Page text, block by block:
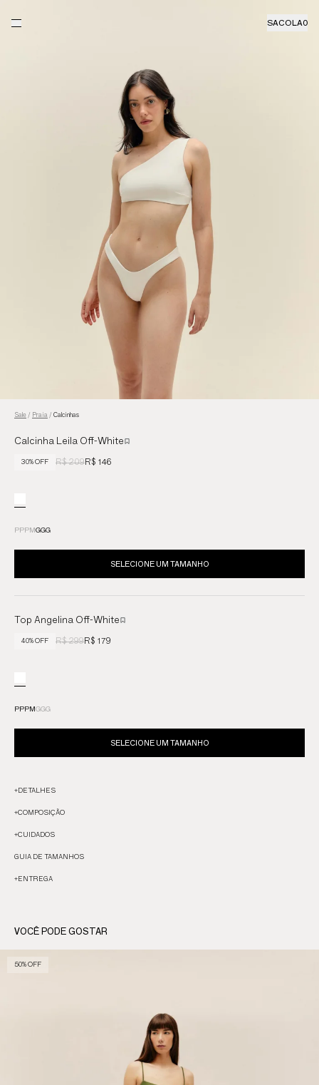
SACOLA0
Sale / Praia / Calcinhas
Calcinha Leila Off-White
30% OFF R$ 209R$ 146
PPPMGGG
SELECIONE UM TAMANHO
Top Angelina Off-White
40% OFF R$ 299R$ 179
PPPMGGG
SELECIONE UM TAMANHO
+DETALHES
+COMPOSIÇÃO
+CUIDADOS
GUIA DE TAMANHOS
+ENTREGA
VOCÊ PODE GOSTAR
50% OFF